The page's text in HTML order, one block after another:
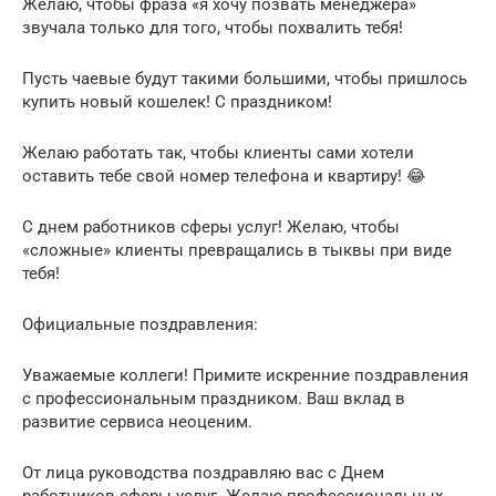
звучала только для того, чтобы похвалить тебя!
Пусть чаевые будут такими большими, чтобы пришлось
купить новый кошелек! С праздником!
Желаю работать так, чтобы клиенты сами хотели
оставить тебе свой номер телефона и квартиру! 😂
С днем работников сферы услуг! Желаю, чтобы
«сложные» клиенты превращались в тыквы при виде
тебя!
Официальные поздравления:
Уважаемые коллеги! Примите искренние поздравления
с профессиональным праздником. Ваш вклад в
развитие сервиса неоценим.
От лица руководства поздравляю вас с Днем